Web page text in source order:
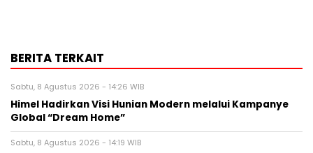
BERITA TERKAIT
Sabtu, 8 Agustus 2026 - 14:26 WIB
Himel Hadirkan Visi Hunian Modern melalui Kampanye
Global “Dream Home”
Sabtu, 8 Agustus 2026 - 14:19 WIB